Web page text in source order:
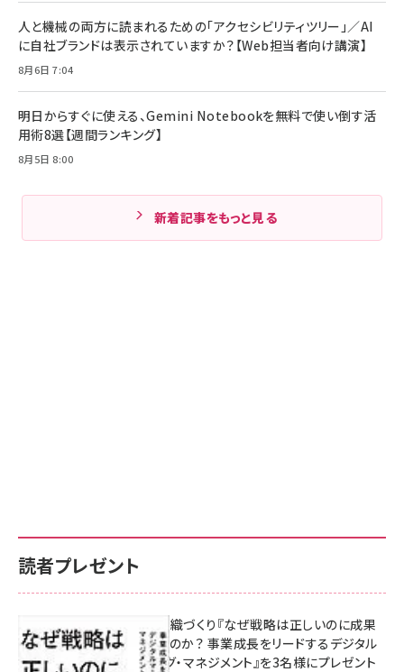
人と機械の両方に読まれるための「アクセシビリティツリー」／AI
に自社ブランドは表示されていますか？【Web担当者向け講演】
8月6日 7:04
明日からすぐに使える、Gemini Notebookを無料で使い倒す活
用術8選【週間ランキング】
8月5日 8:00
新着記事をもっと見る
読者プレゼント
成果を生む組織づくり『なぜ戦略は正しいのに成果
があがらないのか？ 事業成長をリードするデジタル
マーケティング・マネジメント』を3名様にプレゼント